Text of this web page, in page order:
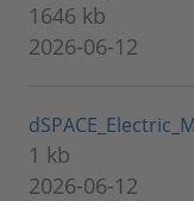
1646 kb
2026-06-12
1 kb
2026-06-12